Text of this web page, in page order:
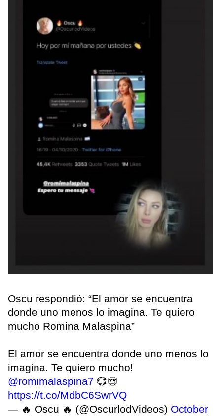
Oscu respondió: “El amor se encuentra
donde uno menos lo imagina. Te quiero
mucho Romina Malaspina”
El amor se encuentra donde uno menos lo
imagina. Te quiero mucho!
@romimalaspina7 💞😍
https://t.co/MdbC6SwrVQ
— 🔥 Oscu 🔥 (@OscurlodVideos) October